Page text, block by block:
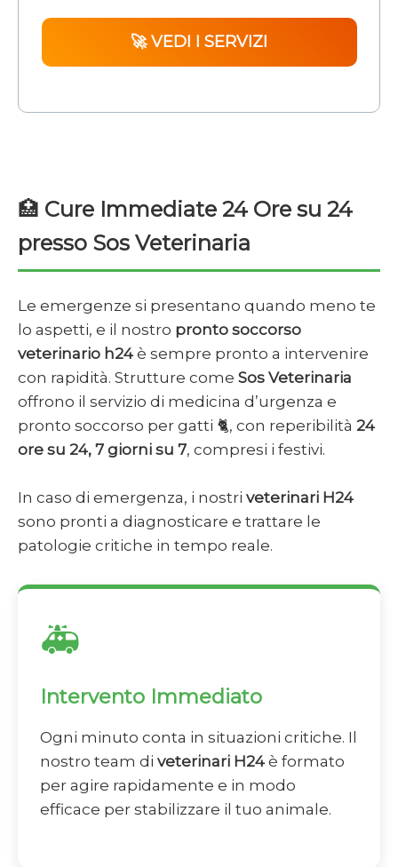
🚀 VEDI I SERVIZI
🏥 Cure Immediate 24 Ore su 24
presso Sos Veterinaria
Le emergenze si presentano quando meno te
lo aspetti, e il nostro pronto soccorso
veterinario h24 è sempre pronto a intervenire
con rapidità. Strutture come Sos Veterinaria
offrono il servizio di medicina d’urgenza e
pronto soccorso per gatti 🐈, con reperibilità 24
ore su 24, 7 giorni su 7, compresi i festivi.
In caso di emergenza, i nostri veterinari H24
sono pronti a diagnosticare e trattare le
patologie critiche in tempo reale.
🚑
Intervento Immediato
Ogni minuto conta in situazioni critiche. Il
nostro team di veterinari H24 è formato
per agire rapidamente e in modo
efficace per stabilizzare il tuo animale.